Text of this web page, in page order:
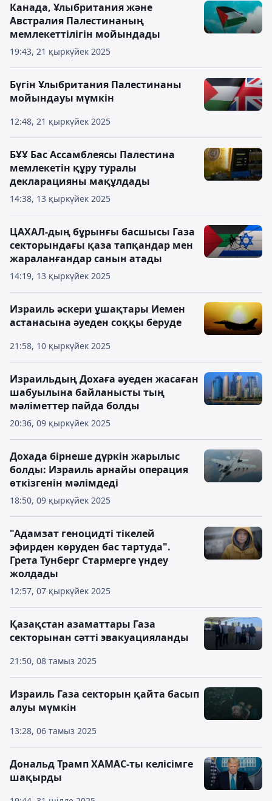
19:43, 21 қыркүйек 2025
Канада, Ұлыбритания және
Австралия Палестинаның
мемлекеттілігін мойындады
12:48, 21 қыркүйек 2025
Бүгін Ұлыбритания Палестинаны
мойындауы мүмкін
14:38, 13 қыркүйек 2025
БҰҰ Бас Ассамблеясы Палестина
мемлекетін құру туралы
декларацияны мақұлдады
14:19, 13 қыркүйек 2025
ЦАХАЛ-дың бұрынғы басшысы Газа
секторындағы қаза тапқандар мен
жараланғандар санын атады
21:58, 10 қыркүйек 2025
Израиль әскери ұшақтары Иемен
астанасына әуеден соққы беруде
20:36, 09 қыркүйек 2025
Израильдың Дохаға әуеден жасаған
шабуылына байланысты тың
мәліметтер пайда болды
18:50, 09 қыркүйек 2025
Дохада бірнеше дүркін жарылыс
болды: Израиль арнайы операция
өткізгенін мәлімдеді
12:57, 07 қыркүйек 2025
"Адамзат геноцидті тікелей
эфирден көруден бас тартуда".
Грета Тунберг Стармерге үндеу
жолдады
21:50, 08 тамыз 2025
Қазақстан азаматтары Газа
секторынан сәтті эвакуацияланды
13:28, 06 тамыз 2025
Израиль Газа секторын қайта басып
алуы мүмкін
Дональд Трамп ХАМАС-ты келісімге
шақырды